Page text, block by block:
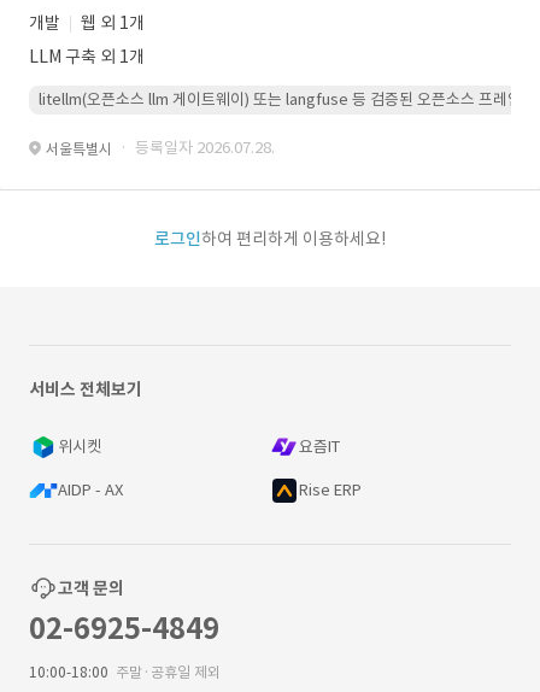
개발
웹 외 1개
LLM 구축 외 1개
litellm(오픈소스 llm 게이트웨이) 또는 langfuse 등 검증된 오픈소스 프레임워
서울특별시 · 등록일자 2026.07.28.
로그인하여 편리하게 이용하세요!
서비스 전체보기
위시켓 요즘IT
AIDP - AX Rise ERP
고객 문의
02-6925-4849
10:00-18:00 주말·공휴일 제외